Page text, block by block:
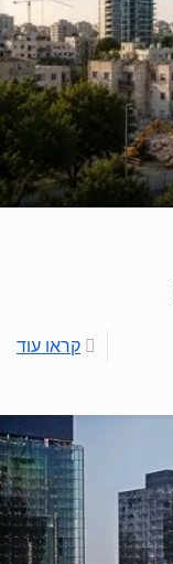
קראו עוד